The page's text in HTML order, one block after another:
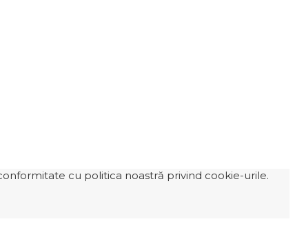
cu politica noastră privind cookie-urile.